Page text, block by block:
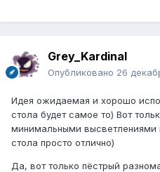
Grey_Kardinal
Опубликовано 26
Идея ожидаемая и хорошо
стола будет самое то) Вот
минимальными высветлениями
стола просто отлично)
Да, вот только пёстрый